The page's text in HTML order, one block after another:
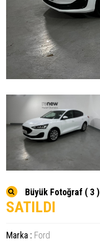
Büyük Fotoğraf ( 3 )
SATILDI
Marka : Ford